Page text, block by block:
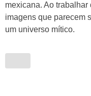
mexicana. Ao
imagens que parecem
um universo mítico.